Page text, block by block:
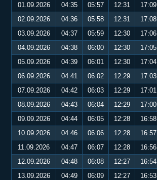
01.09.2026
04:35 05:57 12:31 17:09
02.09.2026
04:36 05:58 12:31 17:08
03.09.2026
04:37 05:59 12:30 17:06
04.09.2026
04:38 06:00 12:30 17:05
05.09.2026
04:39 06:01 12:30 17:04
06.09.2026
04:41 06:02 12:29 17:03
07.09.2026
04:42 06:03 12:29 17:01
08.09.2026
04:43 06:04 12:29 17:00
09.09.2026
04:44 06:05 12:28 16:58
10.09.2026
04:46 06:06 12:28 16:57
11.09.2026
04:47 06:07 12:28 16:56
12.09.2026
04:48 06:08 12:27 16:54
13.09.2026
04:49 06:09 12:27 16:53